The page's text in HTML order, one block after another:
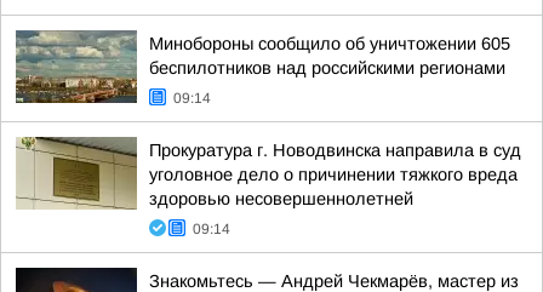
Минобороны сообщило об уничтожении 605
беспилотников над российскими регионами
09:14
Прокуратура г. Новодвинска направила в суд
уголовное дело о причинении тяжкого вреда
здоровью несовершеннолетней
09:14
Знакомьтесь — Андрей Чекмарёв, мастер из